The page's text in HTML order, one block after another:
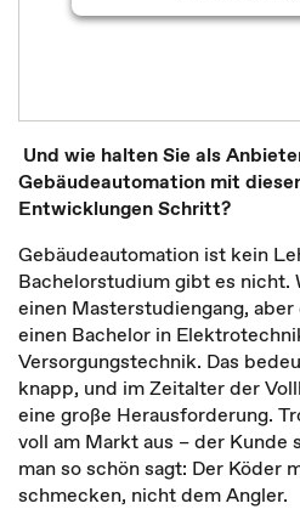
Und wie halten Sie als
Gebäudeautomation mit
Entwicklungen Schritt?
Gebäudeautomation ist kein
Bachelorstudium gibt es nicht.
einen Masterstudiengang,
einen Bachelor in
Versorgungstechnik. Das
knapp, und im Zeitalter der
eine große Herausforderung.
voll am Markt aus – der
man so schön sagt: Der Köder
schmecken, nicht dem Angler.